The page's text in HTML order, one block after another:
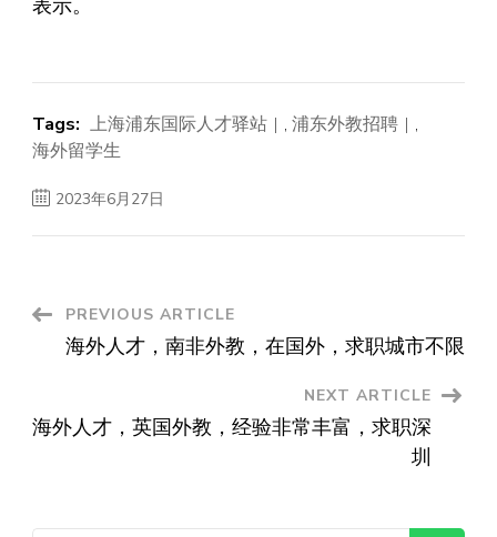
Tags: 上海浦东国际人才驿站 , 浦东外教招聘
,
海外留学生
2023年6月27日
Post
Navigation
PREVIOUS ARTICLE
海外人才，南非外教，在国外，求职城市不限
NEXT ARTICLE
海外人才，英国外教，经验非常丰富，求职深
圳